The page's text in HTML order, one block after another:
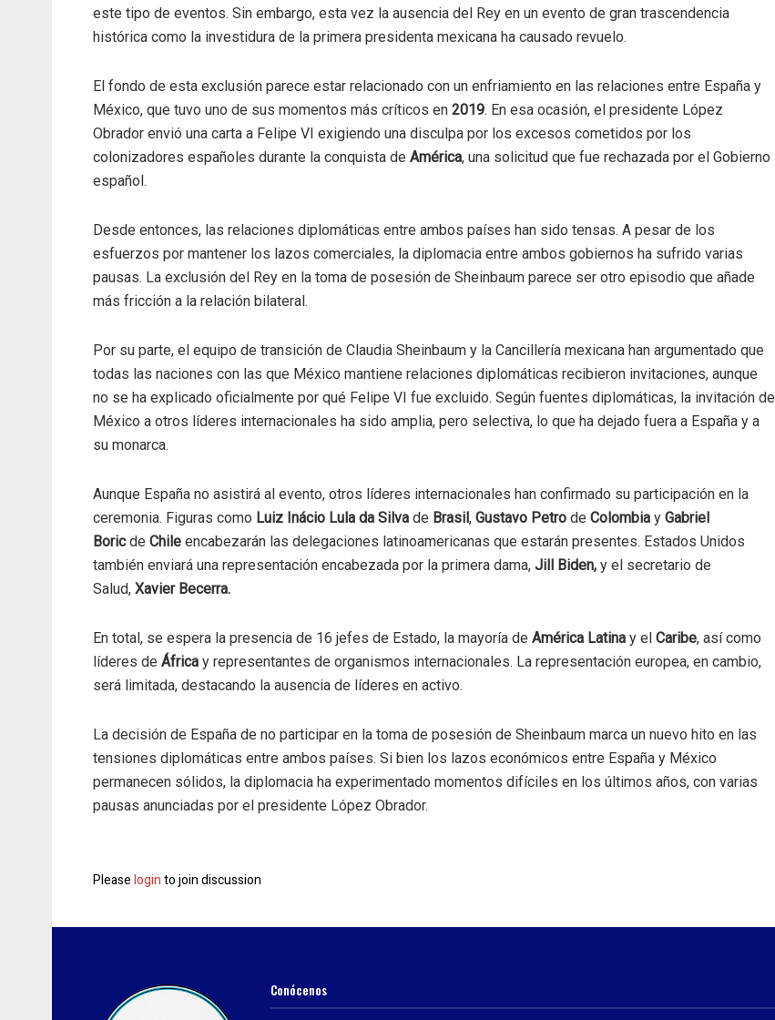
este tipo de eventos. Sin embargo, esta vez la ausencia del Rey en un evento de gran trascendencia
histórica como la investidura de la primera presidenta mexicana ha causado revuelo.
El fondo de esta exclusión parece estar relacionado con un enfriamiento en las relaciones entre España y
México, que tuvo uno de sus momentos más críticos en 2019. En esa ocasión, el presidente López
Obrador envió una carta a Felipe VI exigiendo una disculpa por los excesos cometidos por los
colonizadores españoles durante la conquista de América, una solicitud que fue rechazada por el Gobierno
español.
Desde entonces, las relaciones diplomáticas entre ambos países han sido tensas. A pesar de los
esfuerzos por mantener los lazos comerciales, la diplomacia entre ambos gobiernos ha sufrido varias
pausas. La exclusión del Rey en la toma de posesión de Sheinbaum parece ser otro episodio que añade
más fricción a la relación bilateral.
Por su parte, el equipo de transición de Claudia Sheinbaum y la Cancillería mexicana han argumentado que
todas las naciones con las que México mantiene relaciones diplomáticas recibieron invitaciones, aunque
no se ha explicado oficialmente por qué Felipe VI fue excluido. Según fuentes diplomáticas, la invitación de
México a otros líderes internacionales ha sido amplia, pero selectiva, lo que ha dejado fuera a España y a
su monarca.
Aunque España no asistirá al evento, otros líderes internacionales han confirmado su participación en la
ceremonia. Figuras como Luiz Inácio Lula da Silva de Brasil, Gustavo Petro de Colombia y Gabriel
Boricde Chile encabezarán las delegaciones latinoamericanas que estarán presentes. Estados Unidos
también enviará una representación encabezada por la primera dama, Jill Biden, y el secretario de
Salud, Xavier Becerra.
En total, se espera la presencia de 16 jefes de Estado, la mayoría de América Latina y el Caribe, así como
líderes de África y representantes de organismos internacionales. La representación europea, en cambio,
será limitada, destacando la ausencia de líderes en activo.
La decisión de España de no participar en la toma de posesión de Sheinbaum marca un nuevo hito en las
tensiones diplomáticas entre ambos países. Si bien los lazos económicos entre España y México
permanecen sólidos, la diplomacia ha experimentado momentos difíciles en los últimos años, con varias
pausas anunciadas por el presidente López Obrador.
Pleaseloginto join discussion
Conócenos